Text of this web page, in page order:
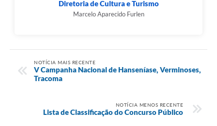
Diretoria de Cultura e Turismo
Marcelo Aparecido Furlen
NOTÍCIA MAIS RECENTE
V Campanha Nacional de Hanseníase, Verminoses,
Tracoma
NOTÍCIA MENOS RECENTE
Lista de Classificação do Concurso Público